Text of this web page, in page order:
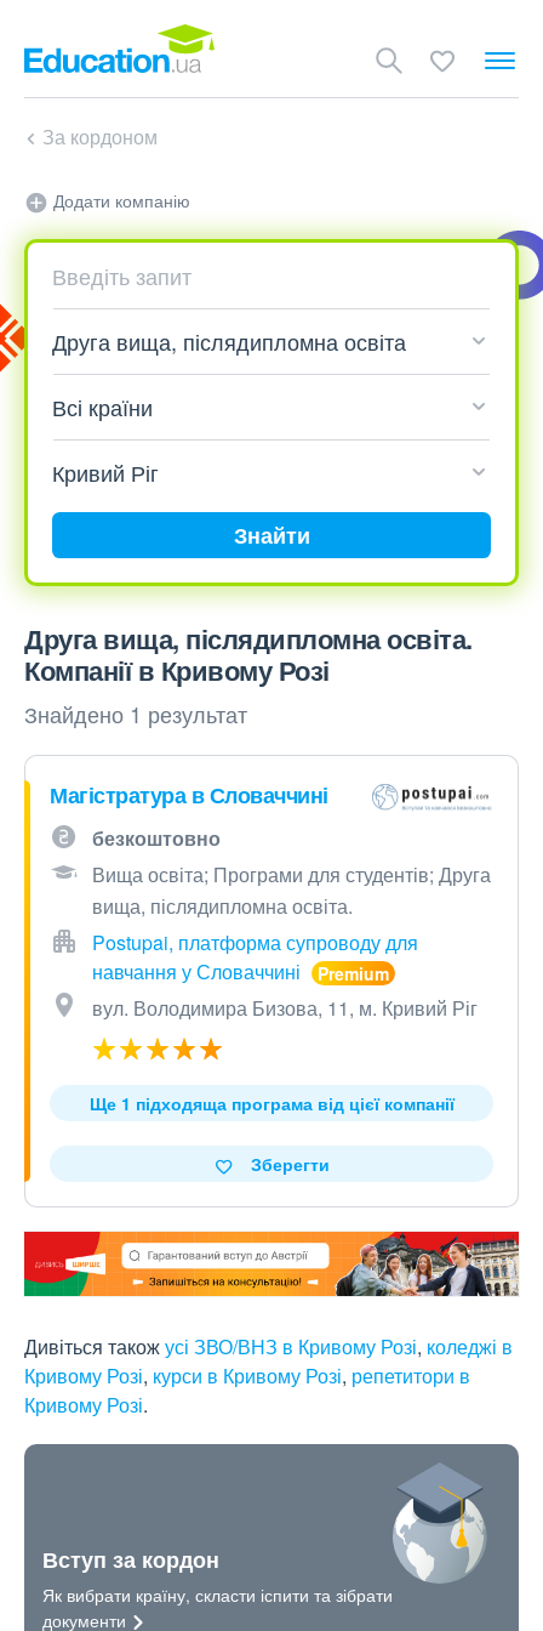
За кордоном
Додати компанію
Знайти
Друга вища, післядипломна освіта.
Компанії в Кривому Розі
Знайдено 1 результат
Магістратура в Словаччині
безкоштовно
Вища освіта; Програми для студентів; Друга
вища, післядипломна освіта.
Postupai, платформа супроводу для
навчання у Словаччині
вул. Володимира Бизова, 11, м. Кривий Ріг
Ще 1 підходяща програма від цієї компанії
Зберегти
Дивіться такожусі ЗВО/ВНЗ в Кривому Розі, коледжі в
Кривому Розі, курси в Кривому Розі, репетитори в
Кривому Розі.
Вступ за кордон
Як вибрати країну, скласти іспити та зібрати
документи